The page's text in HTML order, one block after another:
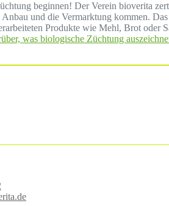
beginnen! Der Verein bioverita
Anbau und die Vermarktung kommen.
Produkte wie Mehl, Brot oder
was biologische Züchtung